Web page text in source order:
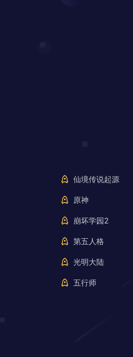
仙境传说起源
原神
崩坏学园2
第五人格
光明大陆
五行师